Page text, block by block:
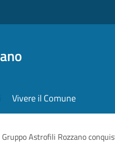
Vivere il Comune
Gruppo Astrofili Rozzano